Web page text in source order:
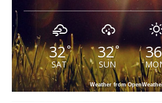
32°
SAT
32°
SUN
36
Weather from